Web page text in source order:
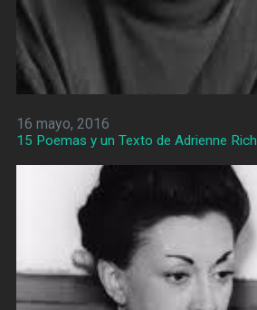
16 mayo, 2016
15 Poemas y un Texto de Adrienne Rich